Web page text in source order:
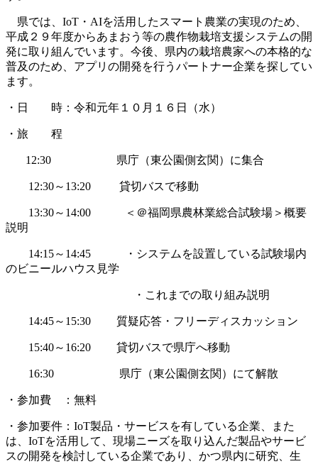
県では、IoT・AIを活用したスマート農業の実現のため、
平成２９年度からあまおう等の農作物栽培支援システムの開
発に取り組んでいます。今後、県内の栽培農家への本格的な
普及のため、アプリの開発を行うパートナー企業を探してい
ます。
・日 時：令和元年１０月１６日（水）
・旅 程
12:30 県庁（東公園側玄関）に集合
12:30～13:20 貸切バスで移動
13:30～14:00 ＜＠福岡県農林業総合試験場＞概要
説明
14:15～14:45 ・システムを設置している試験場内
のビニールハウス見学
・これまでの取り組み説明
14:45～15:30 質疑応答・フリーディスカッション
15:40～16:20 貸切バスで県庁へ移動
16:30 県庁（東公園側玄関）にて解散
・参加費 ：無料
・参加要件：IoT製品・サービスを有している企業、また
は、IoTを活用して、現場ニーズを取り込んだ製品やサービ
スの開発を検討している企業であり、かつ県内に研究、生